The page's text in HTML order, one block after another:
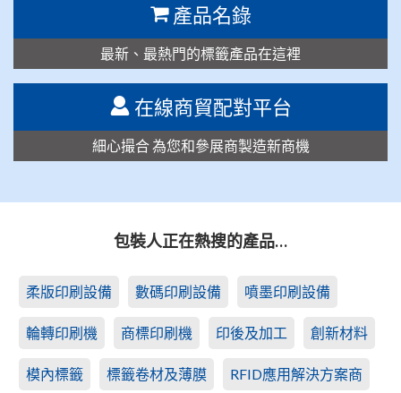
產品名錄
最新、最熱門的標籤產品在這裡
在線商貿配對平台
細心撮合 為您和參展商製造新商機
包裝人正在熱搜的產品…
柔版印刷設備 數碼印刷設備 噴墨印刷設備
輪轉印刷機 商標印刷機 印後及加工 創新材料
模內標籤 標籤卷材及薄膜 RFID應用解決方案商